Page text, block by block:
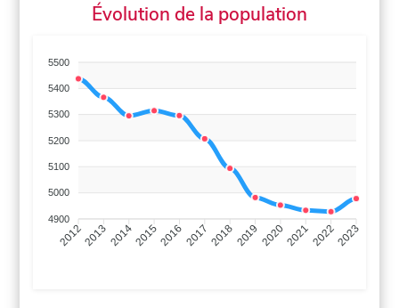
Évolution de la population
5500
5400
5300
5200
5100
5000
4900
201220132014201520162017 20182019 2020202120222023